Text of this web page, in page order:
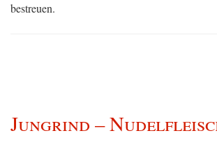
bestreuen.
Jungrind –